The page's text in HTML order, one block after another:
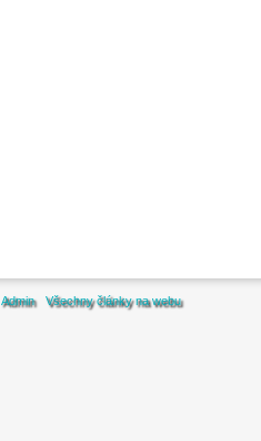
Admin Všechny články na webu